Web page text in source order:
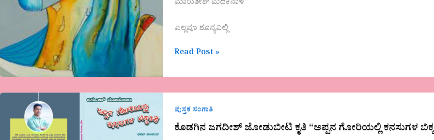
ಮಾರುತೇಶ್ ಮೆದಿಕಿನಾಳ
ಎಲ್ಲವೂ ಶೂನ್ಯವಿಲ್ಲಿ
Read Post »
ಪುಸ್ತಕ ಸಂಗಾತಿ
ಕೊಡಗಿನ ಜಗದೀಶ್ ಜೋಡುಬೀಟಿ ಕೃತಿ “ಅಪ್ಪನ ಗೋರಿಯಲ್ಲಿ ಕನಸುಗಳ
ಜಗದೀಶ್
ಜೋಡುಬೀಟಿ